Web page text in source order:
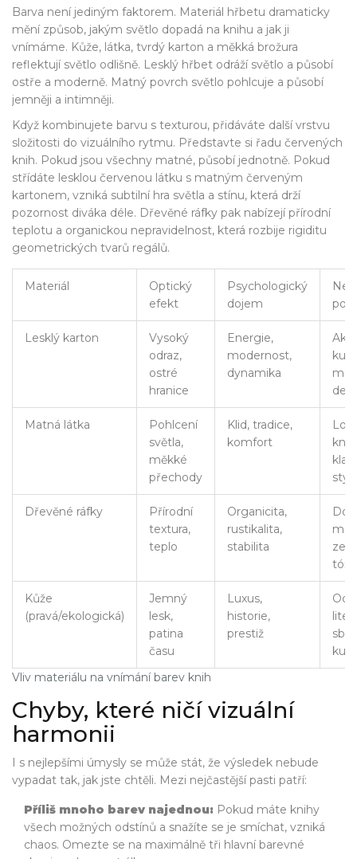
Barva není jediným faktorem. Materiál hřbetu dramaticky
mění způsob, jakým světlo dopadá na knihu a jak ji
vnímáme. Kůže, látka, tvrdý karton a měkká brožura
reflektují světlo odlišně. Lesklý hřbet odráží světlo a působí
ostře a moderně. Matný povrch světlo pohlcuje a působí
jemněji a intimněji.
Když kombinujete barvu s texturou, přidáváte další vrstvu
složitosti do vizuálního rytmu. Představte si řadu červených
knih. Pokud jsou všechny matné, působí jednotně. Pokud
střídáte lesklou červenou látku s matným červeným
kartonem, vzniká subtilní hra světla a stínu, která drží
pozornost diváka déle. Dřevěné ráfky pak nabízejí přírodní
teplotu a organickou nepravidelnost, která rozbije rigiditu
geometrických tvarů regálů.
Vliv materiálu na vnímání barev knih
Materiál
Optický
efekt
Psychologický
dojem
Lesklý karton
Vysoký
odraz,
ostré
hranice
Energie,
modernost,
dynamika
Matná látka
Pohlcení
světla,
měkké
přechody
Klid, tradice,
komfort
styl
Dřevěné ráfky
Přírodní
textura,
teplo
Organicita,
rustikalita,
stabilita
tóny
Kůže
(pravá/ekologická)
Jemný
lesk,
patina
času
Luxus,
historie,
prestiž
kusy
Chyby, které ničí vizuální
harmonii
I s nejlepšími úmysly se může stát, že výsledek nebude
vypadat tak, jak jste chtěli. Mezi nejčastější pasti patří:
Příliš mnoho barev najednou: Pokud máte knihy
všech možných odstínů a snažíte se je smíchat, vzniká
chaos. Omezte se na maximálně tři hlavní barevné